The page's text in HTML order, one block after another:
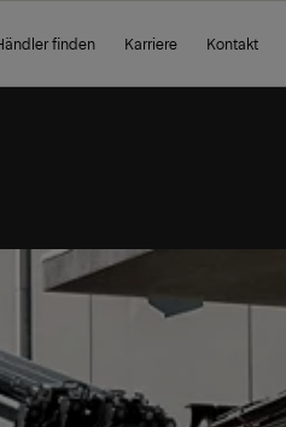
finden Karriere Kontakt